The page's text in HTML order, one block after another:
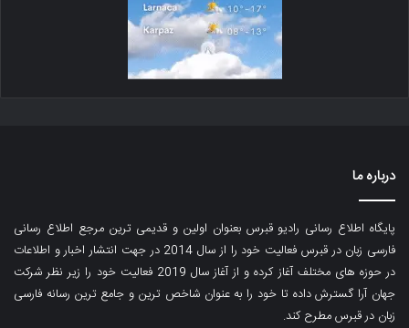
درباره ما
پایگاه اطلاع رسانی رادیو قبرس بعنوان اولین و قدیمی ترین مرجع اطلاع رسانی
فارسی زبان در قبرس فعالیت خود را از سال 2014 در جهت انتشار اخبار و اطلاعات
در حوزه های مختلف آغاز کرده و از آغاز سال 2019 فعالیت خود را زیر نظر شرکت
جهان آرا گسترش داده تا خود را به عنوان شاخص ترین و جامع ترین رسانه فارسی
زبان در قبرس مطرح کند.